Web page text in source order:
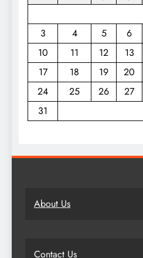
3
4 5 6
10
11 12 13
17
18 19 20
24
25 26 27
31
About Us
Contact Us